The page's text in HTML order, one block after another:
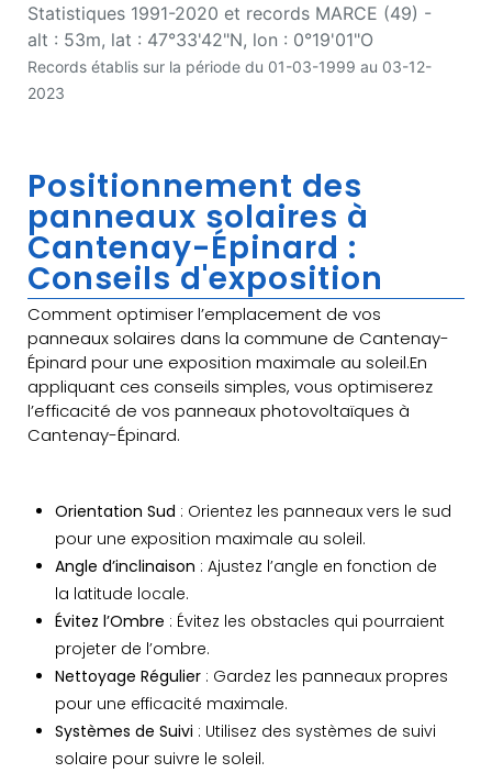
Statistiques 1991-2020 et records MARCE (49) -
alt : 53m, lat : 47°33'42"N, lon : 0°19'01"O
Records établis sur la période du 01-03-1999 au 03-12-
2023
Positionnement des
panneaux solaires à
Cantenay-Épinard :
Conseils d'exposition
Comment optimiser l’emplacement de vos
panneaux solaires dans la commune de Cantenay-
Épinard pour une exposition maximale au soleil.En
appliquant ces conseils simples, vous optimiserez
l’efficacité de vos panneaux photovoltaïques à
Cantenay-Épinard.
Orientation Sud : Orientez les panneaux vers le sud
pour une exposition maximale au soleil.
Angle d’inclinaison : Ajustez l’angle en fonction de
la latitude locale.
Évitez l’Ombre : Évitez les obstacles qui pourraient
projeter de l’ombre.
Nettoyage Régulier : Gardez les panneaux propres
pour une efficacité maximale.
Systèmes de Suivi : Utilisez des systèmes de suivi
solaire pour suivre le soleil.